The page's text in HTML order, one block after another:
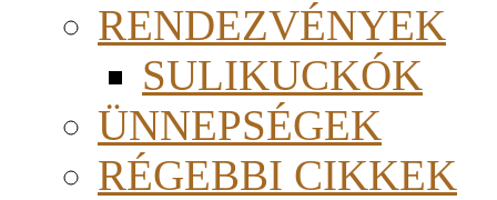
RENDEZVÉNYEK
SULIKUCKÓK
ÜNNEPSÉGEK
RÉGEBBI CIKKEK